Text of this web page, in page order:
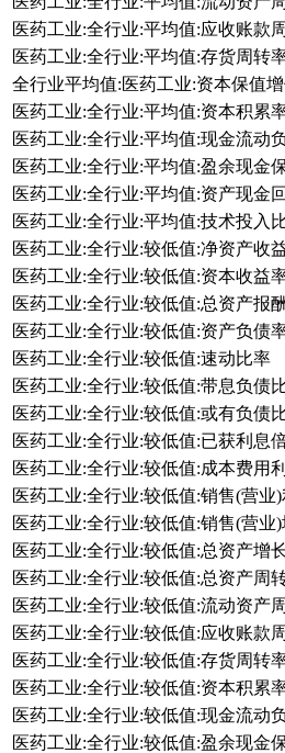
医药工业:全行业:平均值:应收账款
医药工业:全行业:平均值:存货周转
全行业平均值:医药工业:资本保值
医药工业:全行业:平均值:资本积累
医药工业:全行业:平均值:现金流动
医药工业:全行业:平均值:盈余现金
医药工业:全行业:平均值:资产现金
医药工业:全行业:平均值:技术投入
医药工业:全行业:较低值:净资产收
医药工业:全行业:较低值:资本收益
医药工业:全行业:较低值:总资产报
医药工业:全行业:较低值:资产负债
医药工业:全行业:较低值:速动比率
医药工业:全行业:较低值:带息负债
医药工业:全行业:较低值:或有负债
医药工业:全行业:较低值:已获利息
医药工业:全行业:较低值:成本费用
医药工业:全行业:较低值:销售(营业
医药工业:全行业:较低值:销售(营业
医药工业:全行业:较低值:总资产增
医药工业:全行业:较低值:总资产周
医药工业:全行业:较低值:流动资产
医药工业:全行业:较低值:应收账款
医药工业:全行业:较低值:存货周转
医药工业:全行业:较低值:资本积累
医药工业:全行业:较低值:现金流动
医药工业:全行业:较低值:盈余现金